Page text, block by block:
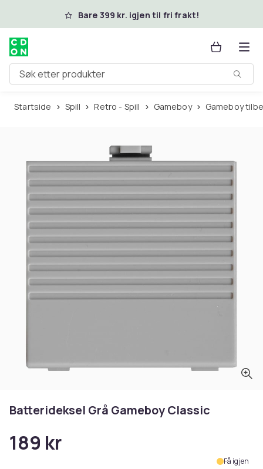
Hopp til hovedinnholdBare 399 kr. igjen til fri frakt!
Søk etter produkter
Startside Spill Retro - Spill Gameboy Gameboy
Batterideksel Grå Gameboy Classic
189 kr
Få igjen